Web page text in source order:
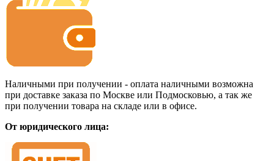
Наличными при получении - оплата наличными возможна
при доставке заказа по Москве или Подмосковью, а так же
при получении товара на складе или в офисе.
От юридического лица: